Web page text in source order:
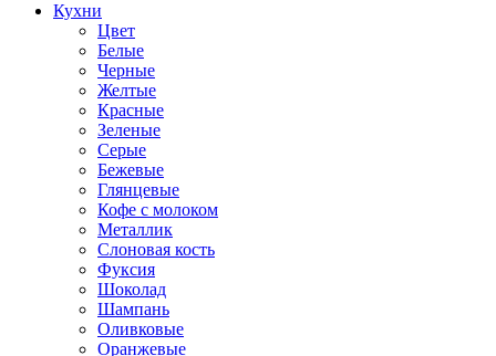
Кухни
Цвет
Белые
Черные
Желтые
Красные
Зеленые
Серые
Бежевые
Глянцевые
Кофе с молоком
Металлик
Слоновая кость
Фуксия
Шоколад
Шампань
Оливковые
Оранжевые